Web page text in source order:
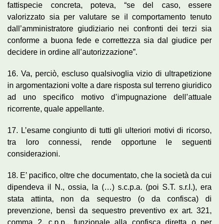
fattispecie concreta, poteva, “se del caso, essere
valorizzato sia per valutare se il comportamento tenuto
dall’amministratore giudiziario nei confronti dei terzi sia
conforme a buona fede e correttezza sia dal giudice per
decidere in ordine all’autorizzazione”.
16. Va, perciò, escluso qualsivoglia vizio di ultrapetizione
in argomentazioni volte a dare risposta sul terreno giuridico
ad uno specifico motivo d’impugnazione dell’attuale
ricorrente, quale appellante.
17. L’esame congiunto di tutti gli ulteriori motivi di ricorso,
tra loro connessi, rende opportune le seguenti
considerazioni.
18. E’ pacifico, oltre che documentato, che la società da cui
dipendeva il N., ossia, la (…) s.c.p.a. (poi S.T. s.r.l.), era
stata attinta, non da sequestro (o da confisca) di
prevenzione, bensì da sequestro preventivo ex art. 321,
comma 2, c.p.p., funzionale alla confisca diretta o per